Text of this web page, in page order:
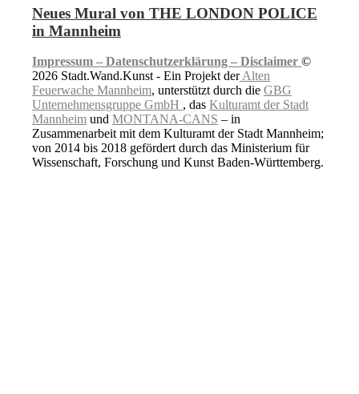
Neues Mural von THE LONDON POLICE
in Mannheim
Impressum – Datenschutzerklärung – Disclaimer ©
2026 Stadt.Wand.Kunst - Ein Projekt derAlten
Feuerwache Mannheim, unterstützt durch die GBG
Unternehmensgruppe GmbH , das Kulturamt der Stadt
Mannheim und MONTANA-CANS – in
Zusammenarbeit mit dem Kulturamt der Stadt Mannheim;
von 2014 bis 2018 gefördert durch das Ministerium für
Wissenschaft, Forschung und Kunst Baden-Württemberg.